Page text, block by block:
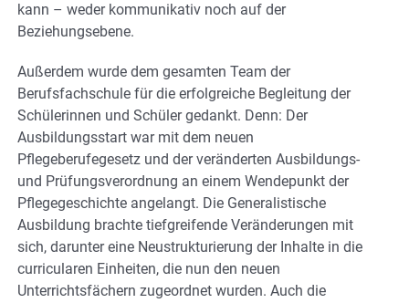
kann – weder kommunikativ noch auf der
Beziehungsebene.
Außerdem wurde dem gesamten Team der
Berufsfachschule für die erfolgreiche Begleitung der
Schülerinnen und Schüler gedankt. Denn: Der
Ausbildungsstart war mit dem neuen
Pflegeberufegesetz und der veränderten Ausbildungs-
und Prüfungsverordnung an einem Wendepunkt der
Pflegegeschichte angelangt. Die Generalistische
Ausbildung brachte tiefgreifende Veränderungen mit
sich, darunter eine Neustrukturierung der Inhalte in die
curricularen Einheiten, die nun den neuen
Unterrichtsfächern zugeordnet wurden. Auch die